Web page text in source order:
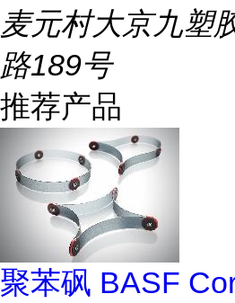
麦元村大京九塑
路189号
推荐产品
聚苯砜 BASF